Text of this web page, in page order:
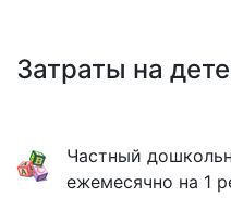
Затраты на
Частный
ежемесячно на 1